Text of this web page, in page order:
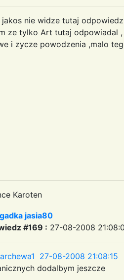
jakos nie widze tutaj
ze tylko Art tutaj odpowiadal
i zycze powodzenia ,malo
Karoten
jasia80
#169 : 27-08-2008
27-08-2008 21:08:15
dodalbym jeszcze